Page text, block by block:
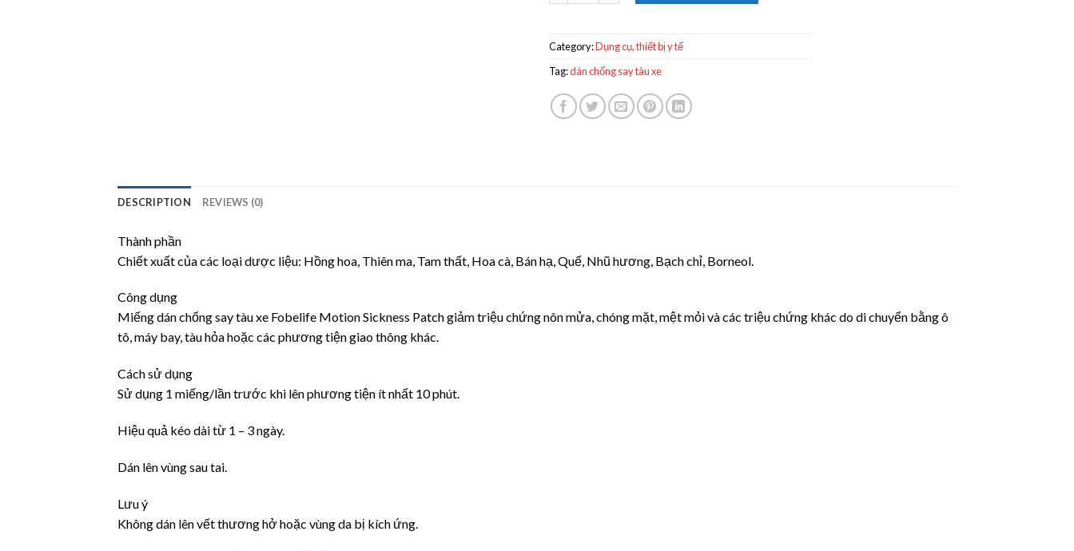
Category:Dụng cụ, thiết bị y tế
Tag:dán chống say tàu xe
DESCRIPTION REVIEWS (0)
Thành phần
Chiết xuất của các loại dược liệu: Hồng hoa, Thiên ma, Tam thất, Hoa cà, Bán hạ, Quế, Nhũ hương, Bạch chỉ, Borneol.
Công dụng
Miếng dán chống say tàu xe Fobelife Motion Sickness Patch giảm triệu chứng nôn mửa, chóng mặt, mệt mỏi và các triệu chứng khác do di chuyển bằng ô
tô, máy bay, tàu hỏa hoặc các phương tiện giao thông khác.
Cách sử dụng
Sử dụng 1 miếng/lần trước khi lên phương tiện ít nhất 10 phút.
Hiệu quả kéo dài từ 1 – 3 ngày.
Dán lên vùng sau tai.
Lưu ý
Không dán lên vết thương hở hoặc vùng da bị kích ứng.